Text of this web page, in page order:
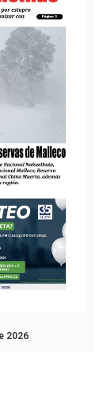
2026